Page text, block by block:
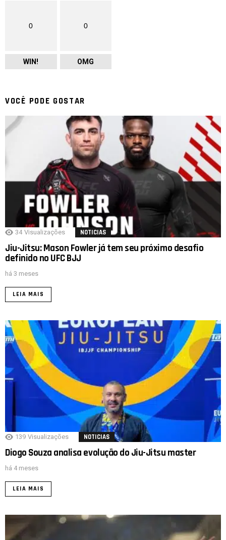
0
WIN!
0
OMG
VOCÊ PODE GOSTAR
34 Visualizações NOTICIAS
Jiu-Jitsu: Mason Fowler já tem seu próximo desafio
definido no UFC BJJ
há 3 meses
LEIA MAIS
139 Visualizações NOTICIAS
Diogo Souza analisa evolução do Jiu-Jitsu master
há 4 meses
LEIA MAIS